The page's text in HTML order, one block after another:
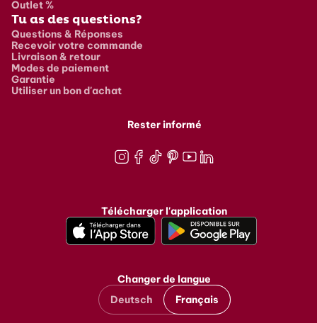
Outlet %
Tu as des questions?
Questions & Réponses
Recevoir votre commande
Livraison & retour
Modes de paiement
Garantie
Utiliser un bon d'achat
Rester informé
Télécharger l'application
Changer de langue
Deutsch
Français